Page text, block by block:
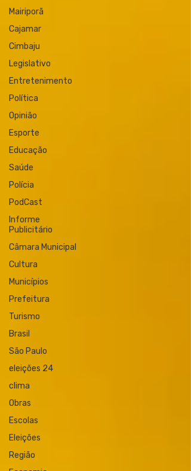
Mairiporã
Cajamar
Cimbaju
Legislativo
Entretenimento
Política
Opinião
Esporte
Educação
Saúde
Polícia
PodCast
Informe
Publicitário
Câmara Municipal
Cultura
Municípios
Prefeitura
Turismo
Brasil
São Paulo
eleições 24
clima
Obras
Escolas
Eleições
Região